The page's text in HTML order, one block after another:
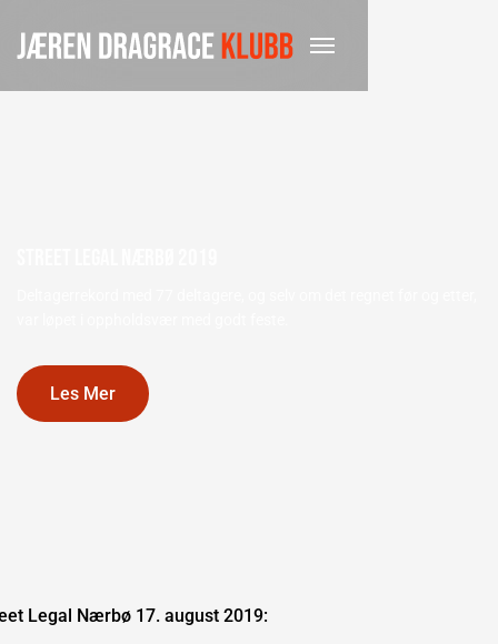
Les Mer
Legal Nærbø 17. august 2019: